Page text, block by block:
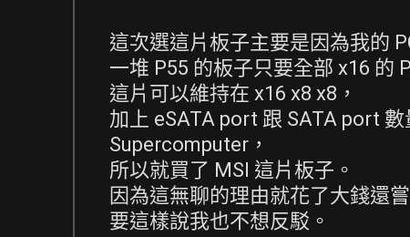
這次選這片板子主要是因為我的
一堆 P55 的板子只要全部 x16 的
這片可以維持在 x16 x8 x8，
加上 eSATA port 跟 SATA port
Supercomputer，
所以就買了 MSI 這片板子。
因為這無聊的理由就花了大錢還
要這樣說我也不想反駁。